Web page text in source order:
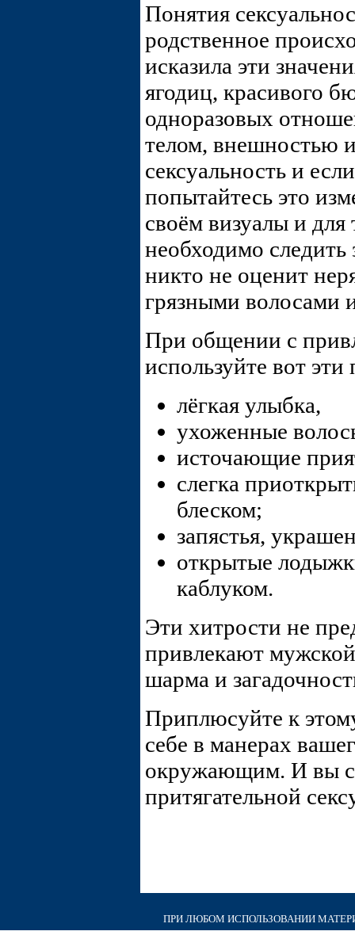
Понятия
родственное
исказила эти
ягодиц, красивого
одноразовых
телом, внешностью
сексуальность и
попытайтесь это
своём визуалы и
необходимо
никто не оценит
грязными волосами
При общении с
используйте вот
лёгкая улыбка,
ухоженные
источающие
слегка
блеском;
запястья,
открытые
каблуком.
Эти хитрости не
привлекают
шарма и
Приплюсуйте к
себе в манерах
окружающим. И вы
притягательной
ПРИ ЛЮБОМ ИСПОЛЬЗОВАНИИ